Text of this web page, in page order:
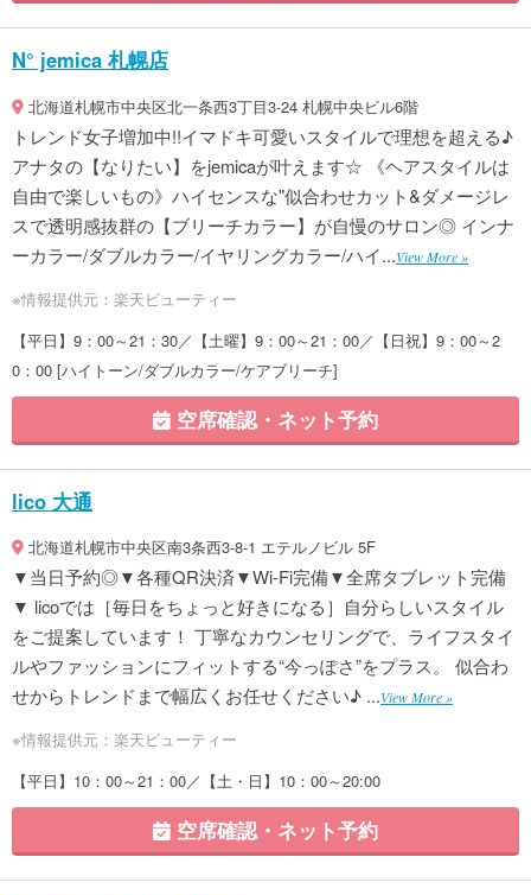
N° jemica 札幌店
北海道札幌市中央区北一条西3丁目3-24 札幌中央ビル6階
トレンド女子増加中!!イマドキ可愛いスタイルで理想を超える♪
アナタの【なりたい】をjemicaが叶えます☆ 《ヘアスタイルは
自由で楽しいもの》ハイセンスな"似合わせカット&ダメージレ
スで透明感抜群の【ブリーチカラー】が自慢のサロン◎ インナ
ーカラー/ダブルカラー/イヤリングカラー/ハイ...View More »
※情報提供元：楽天ビューティー
【平日】9：00～21：30／【土曜】9：00～21：00／【日祝】9：00～2
0：00 [ハイトーン/ダブルカラー/ケアブリーチ]
空席確認・ネット予約
lico 大通
北海道札幌市中央区南3条西3-8-1 エテルノビル 5F
▼当日予約◎▼各種QR決済▼Wi-Fi完備▼全席タブレット完備
▼ licoでは［毎日をちょっと好きになる］自分らしいスタイル
をご提案しています！ 丁寧なカウンセリングで、ライフスタイ
ルやファッションにフィットする“今っぽさ”をプラス。 似合わ
せからトレンドまで幅広くお任せください♪ ...View More »
※情報提供元：楽天ビューティー
【平日】10：00～21：00／【土・日】10：00～20:00
空席確認・ネット予約